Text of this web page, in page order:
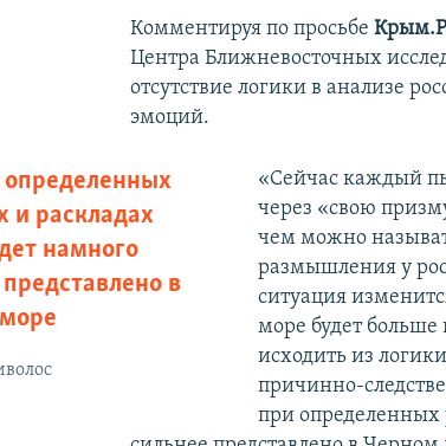
Комментируя по просьбе
Центра Ближневосточных
отсутствие логики в анализе
эмоций.
и раскладах
намного
в
«Сейчас каждый
через «свою
чем можно
размышления у
ситуация
море будет
исходить из
причинно-
при определенных